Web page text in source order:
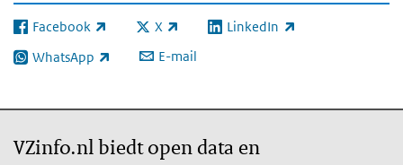
Facebook
(externe link) X
(externe link) LinkedIn
(externe link)
WhatsApp
(externe link) E-mail
VZinfo.nl biedt open data en